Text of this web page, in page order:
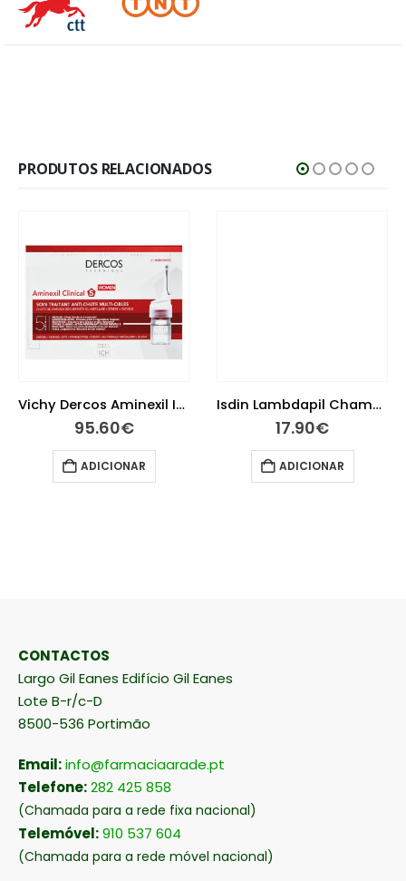
PRODUTOS RELACIONADOS
Vichy Dercos Aminexil Intensive Clinical Mulher 42 Ampolas
95.60€
ADICIONAR
Isdin Lambdapil Champô Antiqueda 200ml
17.90€
ADICIONAR
CONTACTOS
Largo Gil Eanes Edifício Gil Eanes
Lote B-r/c-D
8500-536 Portimão
Email:info@farmaciaarade.pt
Telefone:282 425 858
(Chamada para a rede fixa nacional)
Telemóvel:910 537 604
(Chamada para a rede móvel nacional)